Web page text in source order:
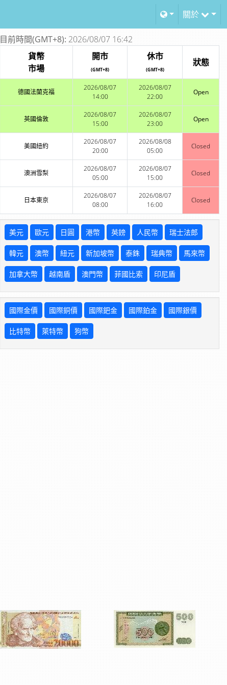
關於
目前時間(GMT+8): 2026/08/07 16:42
貨幣
市場
開市
(GMT+8)
休市
(GMT+8)
狀態
德國法蘭克福
2026/08/07
14:00
2026/08/07
22:00
Open
英國倫敦
2026/08/07
15:00
2026/08/07
23:00
Open
美國紐約
2026/08/07
20:00
2026/08/08
05:00
Closed
澳洲雪梨
2026/08/07
05:00
2026/08/07
15:00
Closed
日本東京
2026/08/07
08:00
2026/08/07
16:00
Closed
美元 歐元 日圓 港幣 英鎊 人民幣 瑞士法郎
韓元 澳幣 紐元 新加坡幣 泰銖 瑞典幣 馬來幣
加拿大幣 越南盾 澳門幣 菲國比索 印尼盾
國際金價 國際銅價 國際鈀金 國際鉑金 國際銀價
比特幣 萊特幣 狗幣